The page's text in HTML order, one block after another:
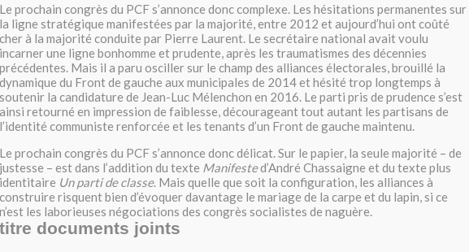
Le prochain congrès du PCF s’annonce donc complexe. Les hésitations permanentes sur
la ligne stratégique manifestées par la majorité, entre 2012 et aujourd’hui ont coûté
cher à la majorité conduite par Pierre Laurent. Le secrétaire national avait voulu
incarner une ligne bonhomme et prudente, après les traumatismes des décennies
précédentes. Mais il a paru osciller sur le champ des alliances électorales, brouillé la
dynamique du Front de gauche aux municipales de 2014 et hésité trop longtemps à
soutenir la candidature de Jean-Luc Mélenchon en 2016. Le parti pris de prudence s’est
ainsi retourné en impression de faiblesse, décourageant tout autant les partisans de
l’identité communiste renforcée et les tenants d’un Front de gauche maintenu.
Le prochain congrès du PCF s’annonce donc délicat. Sur le papier, la seule majorité – de
justesse – est dans l’addition du texte Manifested’André Chassaigne et du texte plus
identitaire Un parti de classe. Mais quelle que soit la configuration, les alliances à
construire risquent bien d’évoquer davantage le mariage de la carpe et du lapin, si ce
n’est les laborieuses négociations des congrès socialistes de naguère.
titre documents joints